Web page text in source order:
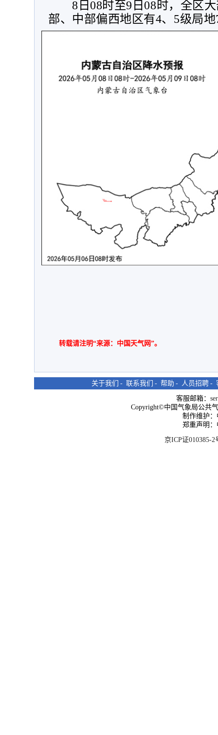
8 日 08时至9 日 08时，全区
部、中部偏西地区有4、 5级局地
转载请注明“来源：中国天气网”。
关于我们 - 联系我们 - 帮助 - 人员招聘 -
客服邮箱：
Copyright©中国气象局公共
制作维护
郑重声明
京ICP证010385-2